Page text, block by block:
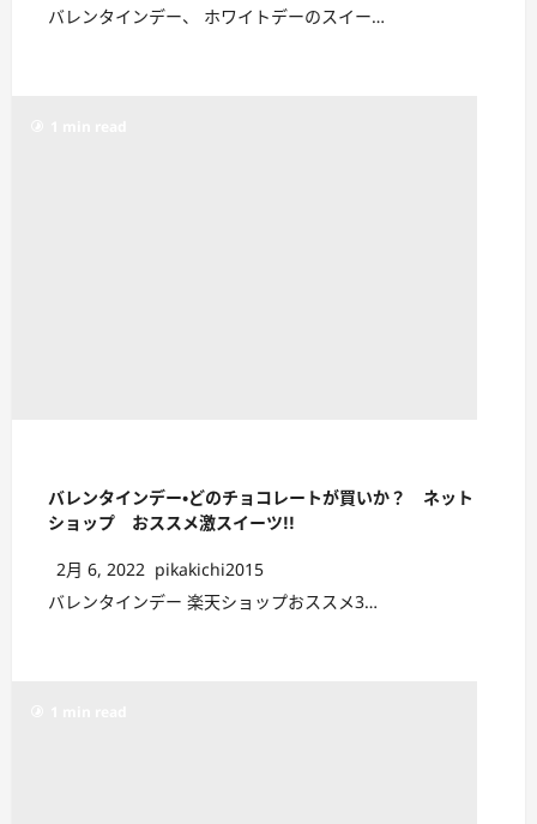
バレンタインデー、 ホワイトデーのスイー…
バレンタインデー・どのチョコレートが買いか？ ネット
ショップ おススメ激スイーツ!!
2月 6, 2022 pikakichi2015
バレンタインデー 楽天ショップおススメ3…